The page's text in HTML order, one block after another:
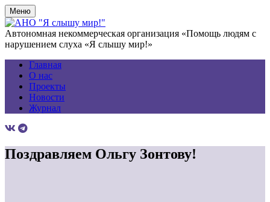
Меню
Автономная некоммерческая организация «Помощь людям с
нарушением слуха «Я слышу мир!»
Главная
О нас
Проекты
Новости
Журнал
Поздравляем Ольгу Зонтову!